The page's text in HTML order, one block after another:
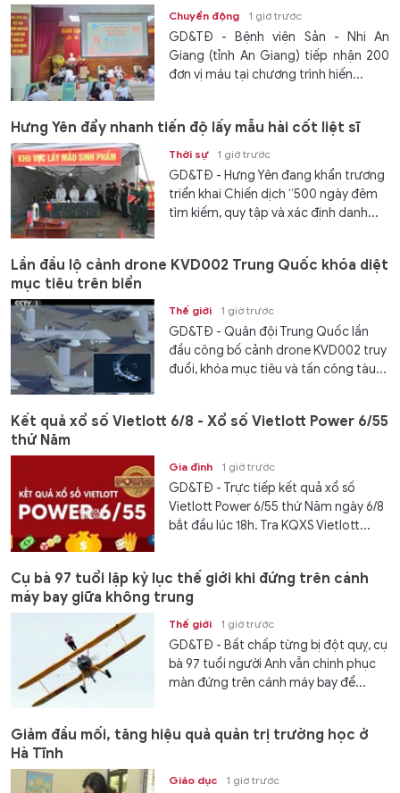
Chuyển động 1 giờ trước
GD&TĐ - Bệnh viện Sản - Nhi An
Giang (tỉnh An Giang) tiếp nhận 200
đơn vị máu tại chương trình hiến...
Hưng Yên đẩy nhanh tiến độ lấy mẫu hài cốt liệt sĩ
Thời sự 1 giờ trước
GD&TĐ - Hưng Yên đang khẩn trương
triển khai Chiến dịch “500 ngày đêm
tìm kiếm, quy tập và xác định danh...
Lần đầu lộ cảnh drone KVD002 Trung Quốc khóa diệt
mục tiêu trên biển
Thế giới 1 giờ trước
GD&TĐ - Quân đội Trung Quốc lần
đầu công bố cảnh drone KVD002 truy
đuổi, khóa mục tiêu và tấn công tàu...
Kết quả xổ số Vietlott 6/8 - Xổ số Vietlott Power 6/55
thứ Năm
Gia đình 1 giờ trước
GD&TĐ - Trực tiếp kết quả xổ số
Vietlott Power 6/55 thứ Năm ngày 6/8
bắt đầu lúc 18h. Tra KQXS Vietlott...
Cụ bà 97 tuổi lập kỷ lục thế giới khi đứng trên cánh
máy bay giữa không trung
Thế giới 1 giờ trước
GD&TĐ - Bất chấp từng bị đột quỵ, cụ
bà 97 tuổi người Anh vẫn chinh phục
màn đứng trên cánh máy bay để...
Giảm đầu mối, tăng hiệu quả quản trị trường học ở
Hà Tĩnh
Giáo dục 1 giờ trước